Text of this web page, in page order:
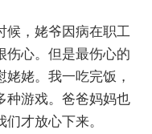
候，姥爷因病在职工
伤心。但是最伤心的
姥。我一吃完饭，
种游戏。爸爸妈妈也
才放心下来。